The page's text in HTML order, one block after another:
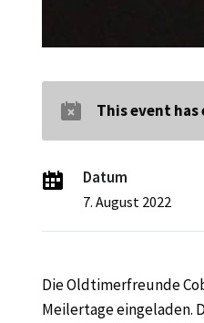
This event has
Datum
7. August 2022
Die Oldtimerfreunde
Meilertage eingeladen.